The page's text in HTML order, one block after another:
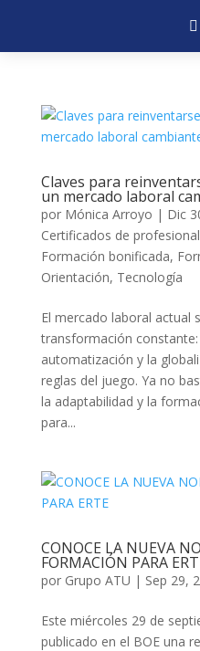
Claves para
un mercado laboral
por Mónica Arroyo | Dic
Certificados de
Formación bonificada,
Orientación, Tecnología
El mercado laboral actual
transformación
automatización y la
reglas del juego. Ya no
la adaptabilidad y la
para...
CONOCE LA NUEVA
FORMACIÓN PARA
por Grupo ATU | Sep 29,
Este miércoles 29 de
publicado en el BOE una